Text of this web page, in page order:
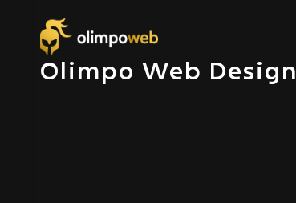
Olimpo Web Design